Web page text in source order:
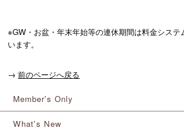
※GW・お盆・年末年始等の連休期間は料金システ
います。
→ 前のページへ戻る
Member's Only
What's New